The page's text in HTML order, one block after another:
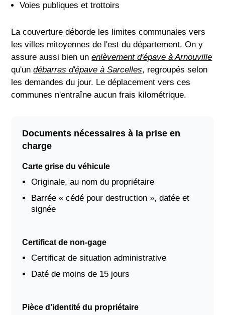
Voies publiques et trottoirs
La couverture déborde les limites communales vers
les villes mitoyennes de l'est du département. On y
assure aussi bien unenlèvement d'épave à Arnouville
qu'undébarras d'épave à Sarcelles, regroupés selon
les demandes du jour. Le déplacement vers ces
communes n'entraîne aucun frais kilométrique.
Documents nécessaires à la prise en
charge
Carte grise du véhicule
Originale, au nom du propriétaire
Barrée « cédé pour destruction », datée et
signée
Certificat de non-gage
Certificat de situation administrative
Daté de moins de 15 jours
Pièce d’identité du propriétaire